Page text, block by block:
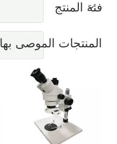
فئة المنتج
المنتجات الموصى بها